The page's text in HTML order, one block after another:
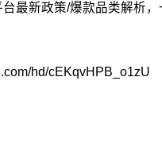
最新政策/爆款品类解析，
hd/cEKqvHPB_o1zU